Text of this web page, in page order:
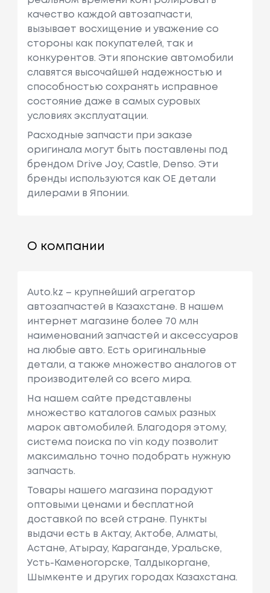
качество каждой автозапчасти,
вызывает восхищение и уважение со
стороны как покупателей, так и
конкурентов. Эти японские автомобили
славятся высочайшей надежностью и
способностью сохранять исправное
состояние даже в самых суровых
условиях эксплуатации.
Расходные запчасти при заказе
оригинала могут быть поставлены под
брендом Drive Joy, Castle, Denso. Эти
бренды используются как ОЕ детали
дилерами в Японии.
О компании
Auto.kz – крупнейший агрегатор
автозапчастей в Казахстане. В нашем
интернет магазине более 70 млн
наименований запчастей и аксессуаров
на любые авто. Есть оригинальные
детали, а также множество аналогов от
производителей со всего мира.
На нашем сайте представлены
множество каталогов самых разных
марок автомобилей. Благодоря этому,
система поиска по vin коду позволит
максимально точно подобрать нужную
запчасть.
Товары нашего магазина порадуют
оптовыми ценами и бесплатной
доставкой по всей стране. Пункты
выдачи есть в Актау, Актобе, Алматы,
Астане, Атырау, Караганде, Уральске,
Усть-Каменогорске, Талдыкоргане,
Шымкенте и других городах Казахстана.